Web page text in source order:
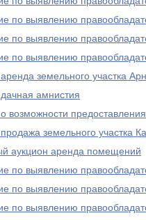
по выявлению
по выявлению
по выявлению
земельного участка
амнистия
возможности
земельного участка
аукцион аренда помещений
по выявлению
по выявлению
по выявлению